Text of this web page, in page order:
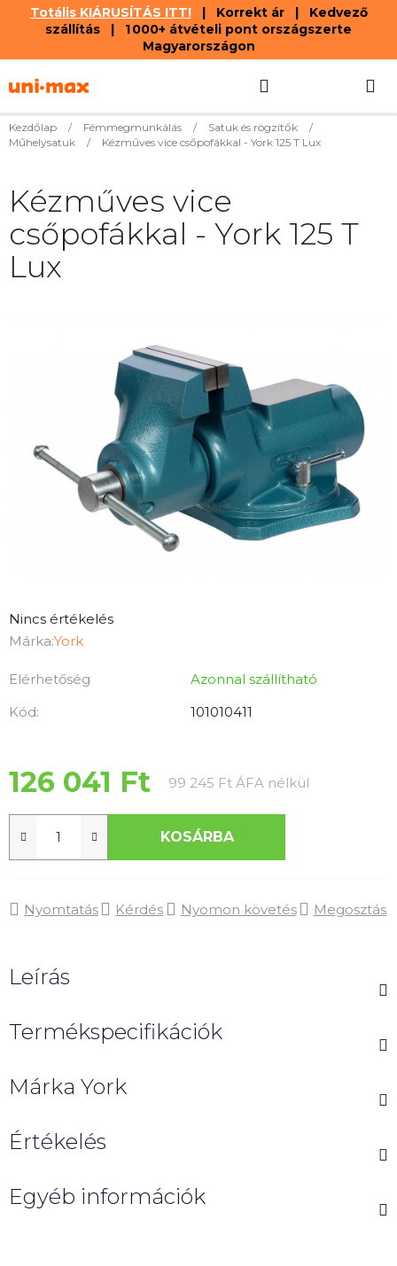
Totális KIÁRUSÍTÁS ITT!| Korrekt ár | Kedvező
szállítás | 1 000+ átvételi pont országszerte
Magyarországon
tartalomhoz
KOSÁR
Kezdőlap / Fémmegmunkálás / Satuk és rögzítők
/
Műhelysatuk
/ Kézműves vice csőpofákkal - York 125 T Lux
A
termék
értékelése
5-
csillag.
Nincs értékelés
Márka:York
Elérhetőség
Azonnal szállítható
Kód:
101010411
126 041 Ft 99 245 Ft ÁFA nélkül
KOSÁRBA
Nyomtatás Kérdés Nyomon követés Megosztás
Kézműves vice
csőpofákkal - York 125 T
Lux
Leírás
Termékspecifikációk
Márka York
Értékelés
Egyéb információk